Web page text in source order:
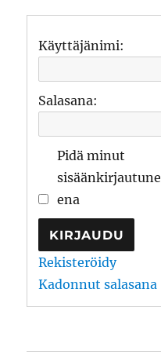
Käyttäjänimi:
Salasana:
Pidä minut
sisäänkirjautune
ena
KIRJAUDU
Rekisteröidy
Kadonnut salasana